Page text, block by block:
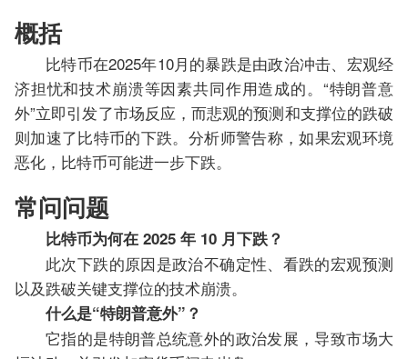
概括
比特币在2025年10月的暴跌是由政治冲击、宏观经
济担忧和技术崩溃等因素共同作用造成的。“特朗普意
外”立即引发了市场反应，而悲观的预测和支撑位的跌破
则加速了比特币的下跌。分析师警告称，如果宏观环境
恶化，比特币可能进一步下跌。
常问问题
比特币为何在 2025 年 10 月下跌？
此次下跌的原因是政治不确定性、看跌的宏观预测
以及跌破关键支撑位的技术崩溃。
什么是“特朗普意外”？
它指的是特朗普总统意外的政治发展，导致市场大